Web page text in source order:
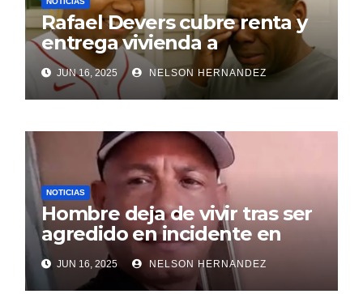
Rafael Devers cubre renta y
entrega vivienda a
exentrenador en RD
JUN 16, 2025 NELSON HERNANDEZ
NOTICIAS
Hombre deja de vivir tras ser
agredido en incidente en
SDEJUN 16, 2025 NELSON HERNANDEZ